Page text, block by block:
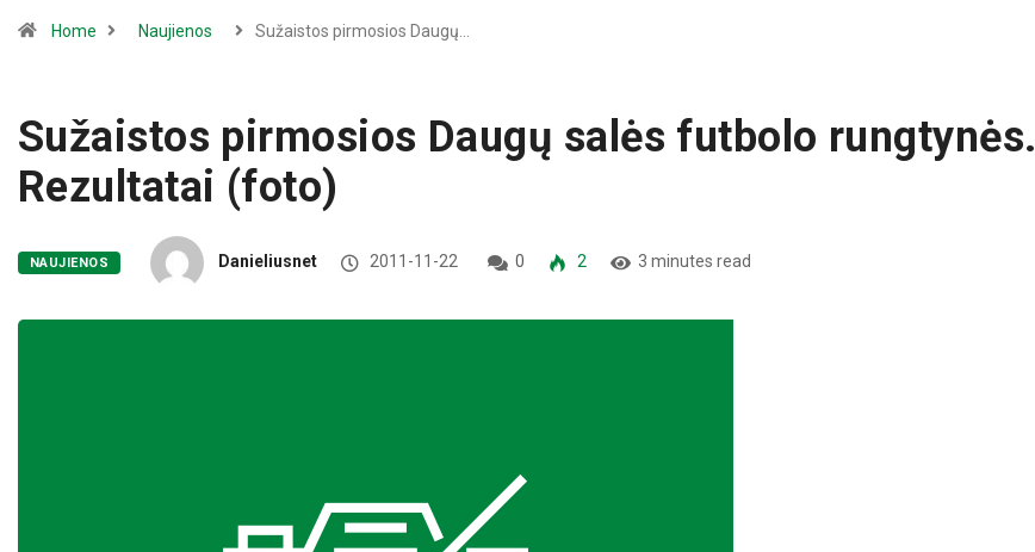
Home Naujienos Sužaistos pirmosios Daugų…
Sužaistos pirmosios Daugų salės futbolo rungtynės.
Rezultatai (foto)
NAUJIENOS Danieliusnet 2011-11-22 0 2 3 minutes read